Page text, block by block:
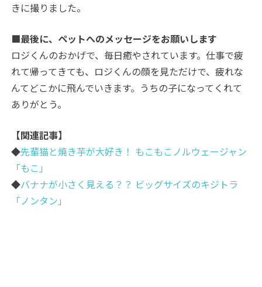
きに撮りました。
■最後に、ペットへのメッセージをお願いします
ロジくんのおかげで、毎日癒やされています。仕事で疲
れて帰ってきても、ロジくんの顔を見ただけで、疲れな
んてどこかに飛んでいきます。うちの子になってくれて
ありがとう。
【関連記事】
◆先輩猫と焼き芋が大好き！ もこもこノルウェージャン
「もこ」
◆バナナが小さく見える？？ ビッグサイズのキジトラ
「ノンタン」